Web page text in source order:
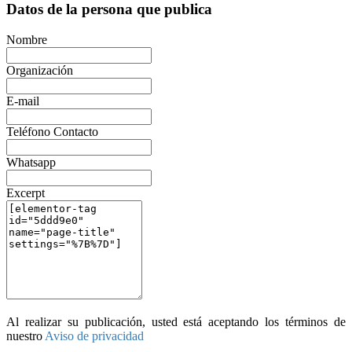
Datos de la persona que publica
Nombre
Organización
E-mail
Teléfono Contacto
Whatsapp
Excerpt
Al realizar su publicación, usted está aceptando los términos de
nuestro Aviso de privacidad